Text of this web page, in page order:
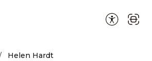
Helen Hardt